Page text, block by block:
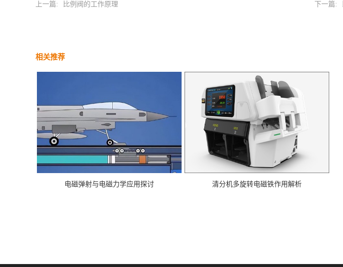
上一篇: 比例阀的工作原理 下一篇:
相关推荐
电磁弹射与电磁力学应用探讨 清分机多旋转电磁铁作用解析